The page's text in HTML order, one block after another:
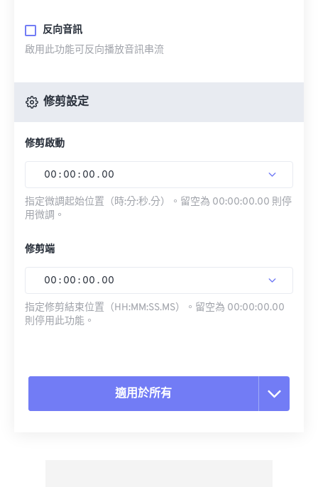
反向音訊
啟用此功能可反向播放音訊串流
修剪設定
修剪啟動
00 : 00 : 00 . 00
指定微調起始位置（時:分:秒.分）。留空為 00:00:00.00 則停
用微調。
修剪端
00 : 00 : 00 . 00
指定修剪結束位置（HH:MM:SS.MS）。留空為 00:00:00.00
則停用此功能。
適用於所有